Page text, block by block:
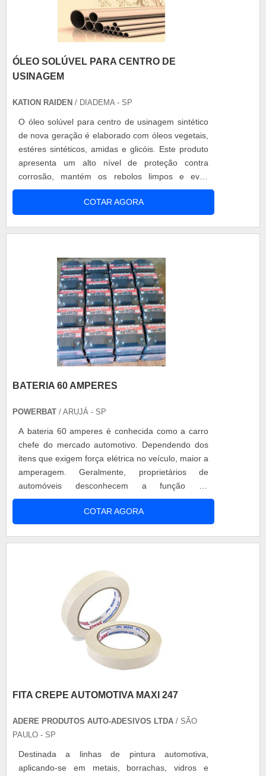
ÓLEO SOLÚVEL PARA CENTRO DE
USINAGEM
KATION RAIDEN / DIADEMA - SP
O óleo solúvel para centro de usinagem sintético
de nova geração é elaborado com óleos vegetais,
estéres sintéticos, amidas e glicóis. Este produto
apresenta um alto nível de proteção contra
corrosão, mantém os rebolos limpos e evita
formação de sujeira nas máquinas. Por ser
produzido com produtos de baixa toxidade e,
mesmo em operações de alta rotação, não libera
COTAR AGORA
BATERIA 60 AMPERES
POWERBAT / ARUJÁ - SP
A bateria 60 amperes é conhecida como a carro
chefe do mercado automotivo. Dependendo dos
itens que exigem força elétrica no veículo, maior a
amperagem. Geralmente, proprietários de
automóveis desconhecem a função da
amperagem de uma bateria. Sabem que é
necessário ter uma que suporte a potência de seu
veículo, mas não entendem algumas informações
COTAR AGORA
FITA CREPE AUTOMOTIVA MAXI 247
ADERE PRODUTOS AUTO-ADESIVOS LTDA / SÃO
PAULO - SP
Destinada a linhas de pintura automotiva,
aplicando-se em metais, borrachas, vidros e